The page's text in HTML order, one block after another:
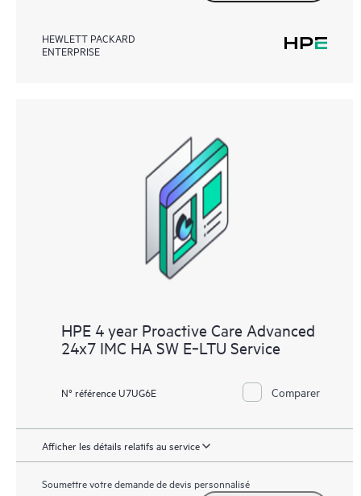
HEWLETT PACKARD
ENTERPRISE
HPE 4 year Proactive Care Advanced
24x7 IMC HA SW E‑LTU Service
N° référence U7UG6E Comparer
Afficher les détails relatifs au service
Soumettre votre demande de devis personnalisé